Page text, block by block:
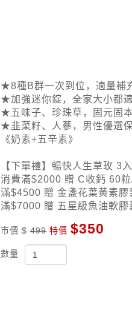
★8種B群一次到位，適量補
★加強迷你錠，全家大小都
★五味子、珍珠草，固元固
★韭菜籽、人蔘，男性優選
《奶素+五辛素》
【下單禮】暢快人生草玫 3
消費滿$2000 贈 C收鈣 60
滿$4500 贈 金盞花葉黃素
滿$7000 贈 五星級魚油軟膠
市價 $ 499 特價 $350
數量